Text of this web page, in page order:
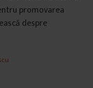
promovarea
despre